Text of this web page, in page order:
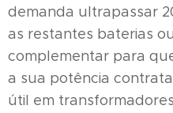
demanda ultrapassar
as restantes baterias
complementar para
a sua potência
útil em